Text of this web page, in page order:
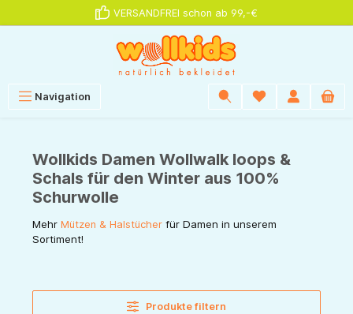
VERSANDFREI schon ab 99,-€
Navigation
Wollkids Damen Wollwalk loops &
Schals für den Winter aus 100%
Schurwolle
Mehr Mützen & Halstücher für Damen in unserem
Sortiment!
Produkte filtern